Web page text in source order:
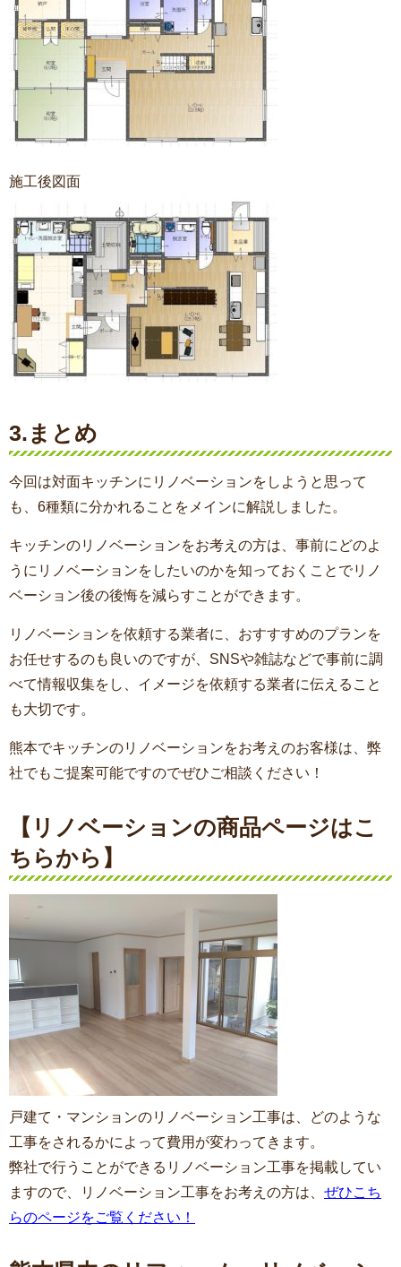
施工後図面
3.まとめ
今回は対面キッチンにリノベーションをしようと思って
も、6種類に分かれることをメインに解説しました。
キッチンのリノベーションをお考えの方は、事前にどのよ
うにリノベーションをしたいのかを知っておくことでリノ
ベーション後の後悔を減らすことができます。
リノベーションを依頼する業者に、おすすすめのプランを
お任せするのも良いのですが、SNSや雑誌などで事前に調
べて情報収集をし、イメージを依頼する業者に伝えること
も大切です。
熊本でキッチンのリノベーションをお考えのお客様は、弊
社でもご提案可能ですのでぜひご相談ください！
【リノベーションの商品ページはこ
ちらから】
戸建て・マンションのリノベーション工事は、どのような
工事をされるかによって費用が変わってきます。
弊社で行うことができるリノベーション工事を掲載してい
ますので、リノベーション工事をお考えの方は、 ぜひこち
らのページをご覧ください！